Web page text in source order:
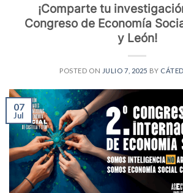
¡Comparte tu
Congreso de Economía
y León!
POSTED ON JULIO 7, 2025 BY
07
Jul